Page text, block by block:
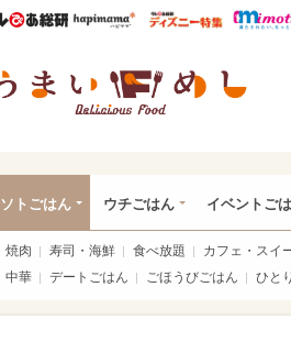
ウレぴあ総研ハピママ*
ウレぴ
ソトごはん ウチごはん イベントご
焼肉 寿司・海鮮 食べ放題
カフェ・スイ
中華
デートごはん ごほうびごはん ひと